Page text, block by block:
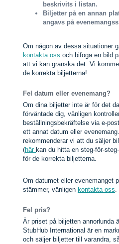
beskrivits i listan.
Biljetter på en annan
angavs på
Om någon av dessa situationer
kontakta oss och bifoga en bild
att vi kan granska det. Vi
de korrekta biljetterna!
Fel datum eller evenemang?
Om dina biljetter inte är för det
förväntade dig, vänligen
beställningsbekräftelse via e-
ett annat datum eller
rekommenderar vi att du säljer
(här kan du hitta en steg-för-
för de korrekta biljetterna.
Om datumet eller evenemanget
stämmer, vänligen kontakta oss.
Fel pris?
Är priset på biljetten annorlunda
StubHub International är en
och säljer biljetter till varandra,